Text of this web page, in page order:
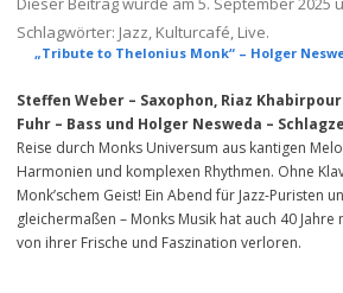
Schlagwörter: Jazz, Kulturcafé, Live.
„Tribute to Thelonius Monk“ – Holger
Steffen Weber – Saxophon, Riaz
Fuhr – Bass und Holger Nesweda –
Reise durch Monks Universum aus kantigen
Harmonien und komplexen Rhythmen. Ohne
Monk’schem Geist! Ein Abend für Jazz-Puristen
gleichermaßen – Monks Musik hat auch 40
von ihrer Frische und Faszination verloren.